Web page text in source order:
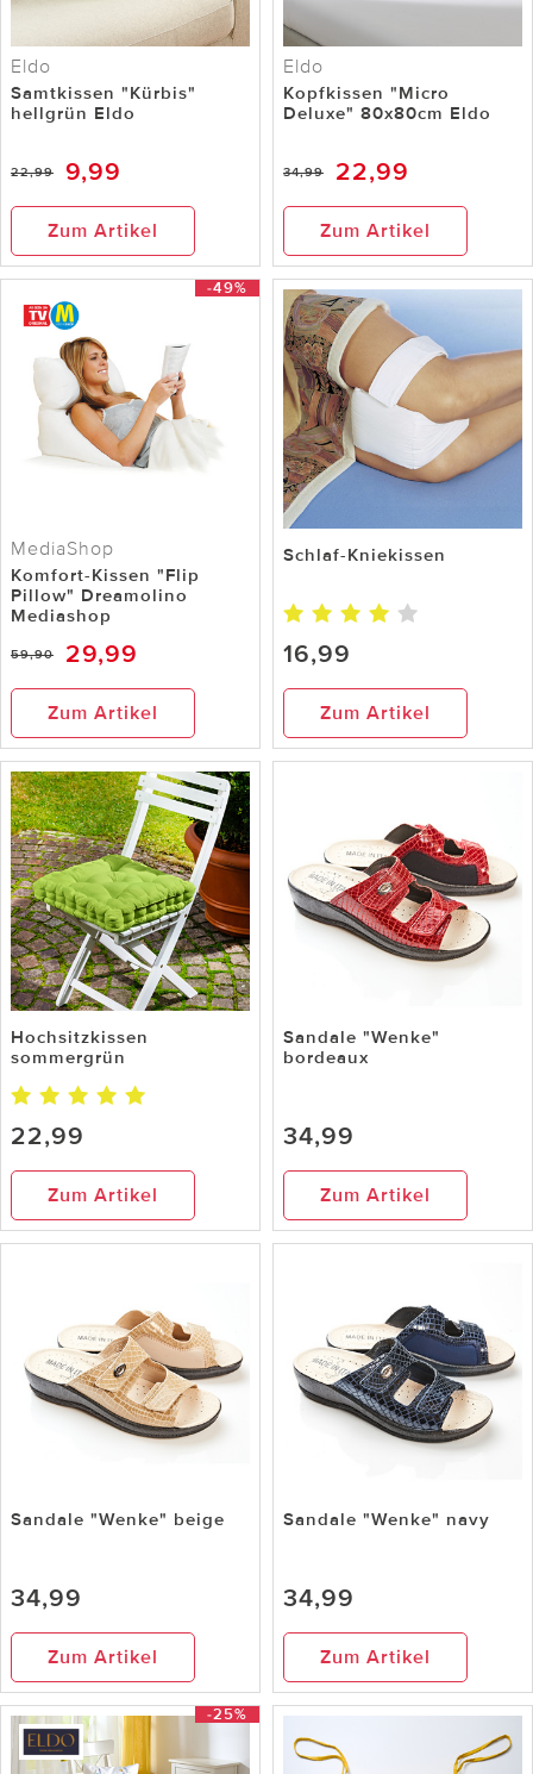
Eldo
Samtkissen "Kürbis"
hellgrün Eldo
22,99 9,99
Zum Artikel
Eldo
Kopfkissen "Micro
Deluxe" 80x80cm Eldo
34,99 22,99
Zum Artikel
-49%
MediaShop
Komfort-Kissen "Flip
Pillow" Dreamolino
Mediashop
59,90 29,99
Zum Artikel
Schlaf-Kniekissen
16,99
Zum Artikel
Hochsitzkissen
sommergrün
22,99
Zum Artikel
Sandale "Wenke"
bordeaux
34,99
Zum Artikel
Sandale "Wenke" beige
34,99
Zum Artikel
Sandale "Wenke" navy
34,99
Zum Artikel
-25%